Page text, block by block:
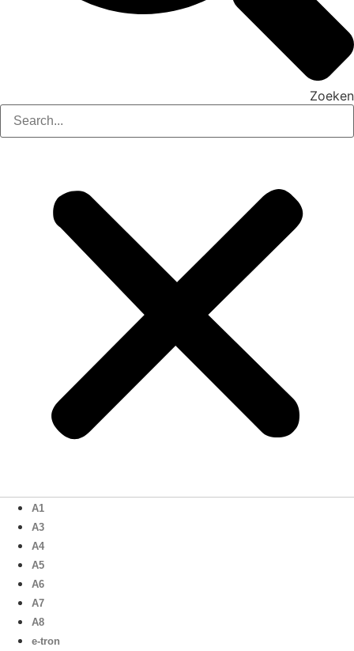
Zoeken
A1
A3
A4
A5
A6
A7
A8
e-tron